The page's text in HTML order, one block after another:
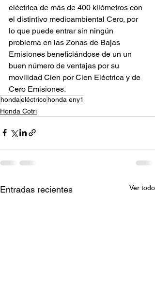
eléctrica de más de 400 kilómetros con
el distintivo medioambiental Cero, por
lo que puede entrar sin ningún
problema en las Zonas de Bajas
Emisiones beneficiándose de un un
buen número de ventajas por su
movilidad Cien por Cien Eléctrica y de
Cero Emisiones.
hondaeléctricohonda eny1
Honda Cotri
Entradas recientes Ver todo